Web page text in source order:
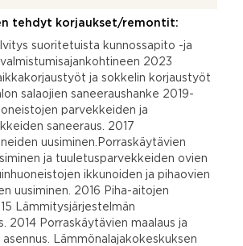
tehdyt korjaukset/remontit:
suoritetuista kunnossapito -ja
2023
ja sokkelin korjaustyöt
salaojien saneeraushanke 2019-
parvekkeiden ja
saneeraus. 2017
uusiminen.Porraskäytävien
ja tuuletusparvekkeiden ovien
ikkunoiden ja pihaovien
uusiminen. 2016 Piha-aitojen
Lämmitysjärjestelmän
2014 Porraskäytävien maalaus ja
Lämmönalajakokeskuksen